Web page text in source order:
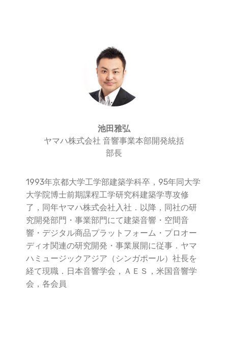
池田雅弘
ヤマハ株式会社 音響事業本部開発統括
部長
1993年京都大学工学部建築学科卒，95年同大学
大学院博士前期課程工学研究科建築学専攻修
了，同年ヤマハ株式会社入社．以降，同社の研
究開発部門・事業部門にて建築音響・空間音
響・デジタル商品プラットフォーム・プロオー
ディオ関連の研究開発・事業展開に従事．ヤマ
ハミュージックアジア（シンガポール）社長を
経て現職．日本音響学会，ＡＥＳ，米国音響学
会，各会員